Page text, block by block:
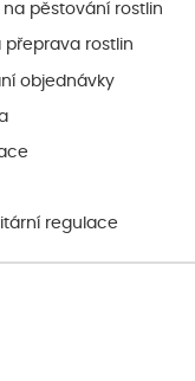
na pěstování rostlin
přeprava rostlin
objednávky
regulace